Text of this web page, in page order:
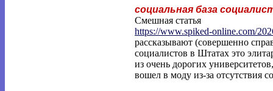
социальная база
Смешная статья
https://www.spiked-online.com/
рассказывают (совершенно
социалистов в Штатах это
из очень дорогих
вошел в моду из-за отсутствия